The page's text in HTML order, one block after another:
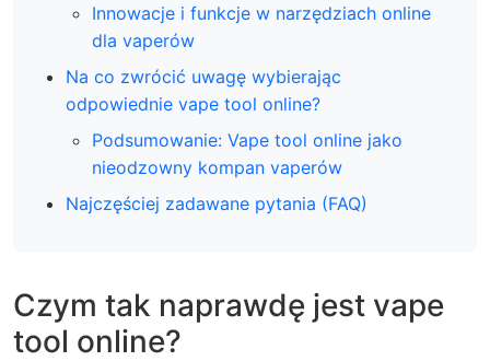
Innowacje i funkcje w narzędziach online
dla vaperów
Na co zwrócić uwagę wybierając
odpowiednie vape tool online?
Podsumowanie: Vape tool online jako
nieodzowny kompan vaperów
Najczęściej zadawane pytania (FAQ)
Czym tak naprawdę jest vape
tool online?